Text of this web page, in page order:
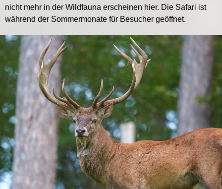
nicht mehr in der Wildfauna erscheinen hier. Die Safari ist
während der Sommermonate für Besucher geöffnet.